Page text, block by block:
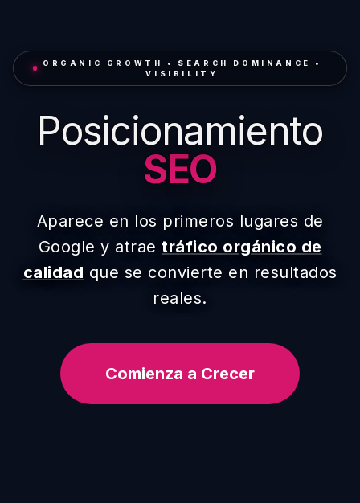
ORGANIC GROWTH • SEARCH DOMINANCE •
VISIBILITY
Posicionamiento
SEO
Aparece en los primeros lugares de
Google y atrae tráfico orgánico de
calidad que se convierte en resultados
reales.
Comienza a Crecer